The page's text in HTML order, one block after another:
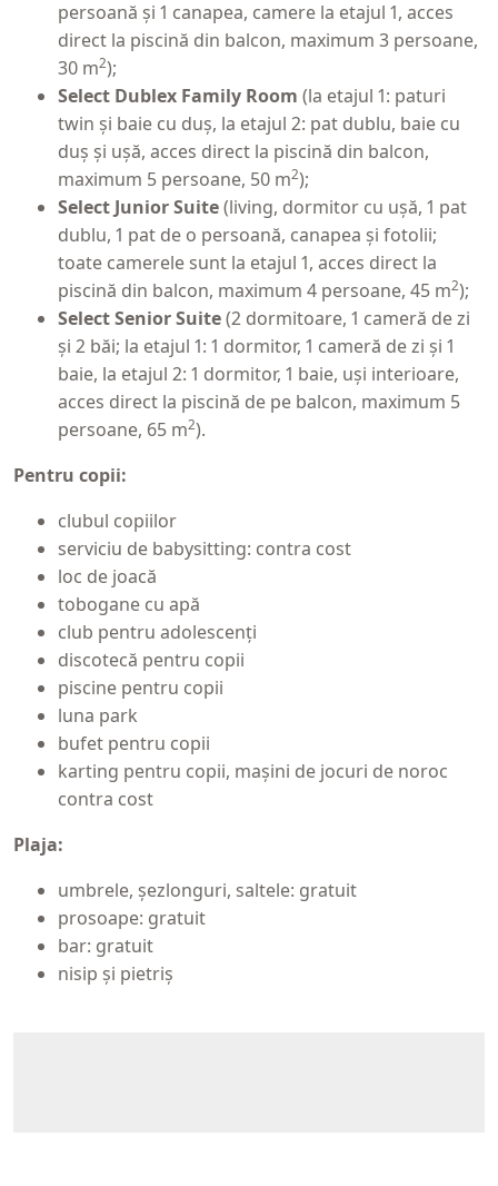
persoană și 1 canapea, camere la etajul 1, acces
direct la piscină din balcon, maximum 3 persoane,
30 m2);
Select Dublex Family Room (la etajul 1: paturi
twin și baie cu duș, la etajul 2: pat dublu, baie cu
duș și ușă, acces direct la piscină din balcon,
maximum 5 persoane, 50 m2);
Select Junior Suite(living, dormitor cu ușă, 1 pat
dublu, 1 pat de o persoană, canapea și fotolii;
toate camerele sunt la etajul 1, acces direct la
piscină din balcon, maximum 4 persoane, 45 m2);
Select Senior Suite(2 dormitoare, 1 cameră de zi
și 2 băi; la etajul 1: 1 dormitor, 1 cameră de zi și 1
baie, la etajul 2: 1 dormitor, 1 baie, uși interioare,
acces direct la piscină de pe balcon, maximum 5
persoane, 65 m2).
Pentru copii:
clubul copiilor
serviciu de babysitting: contra cost
loc de joacă
tobogane cu apă
club pentru adolescenți
discotecă pentru copii
piscine pentru copii
luna park
bufet pentru copii
karting pentru copii, mașini de jocuri de noroc
contra cost
Plaja:
umbrele, șezlonguri, saltele: gratuit
prosoape: gratuit
bar: gratuit
nisip și pietriș